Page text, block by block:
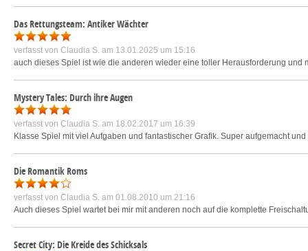
Das Rettungsteam: Antiker Wächter
verfasst von Claudia S. am 13.01.2025 um 15:16
auch dieses Spiel ist wie die anderen wieder eine toller Herausforderung und
Mystery Tales: Durch ihre Augen
verfasst von Claudia S. am 18.02.2017 um 16:39
Klasse Spiel mit viel Aufgaben und fantastischer Grafik. Super aufgemacht
Die Romantik Roms
verfasst von Claudia S. am 01.08.2010 um 21:16
Auch dieses Spiel wartet bei mir mit anderen noch auf die komplette
Secret City: Die Kreide des Schicksals